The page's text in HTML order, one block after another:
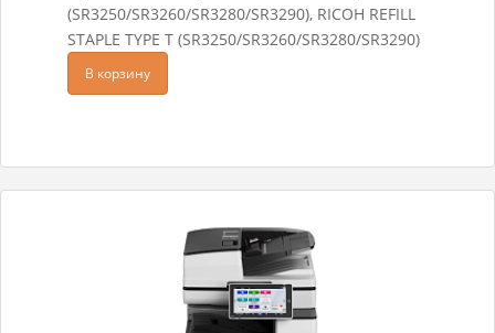
(SR3250/SR3260/SR3280/SR3290), RICOH REFILL
STAPLE TYPE T (SR3250/SR3260/SR3280/SR3290)
В корзину